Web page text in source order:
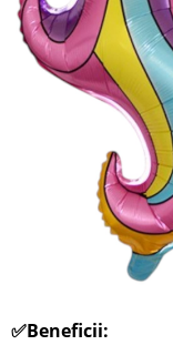
✅Beneficii: